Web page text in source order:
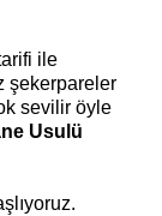
ile
şekerpareler
sevilir öyle
Usulü